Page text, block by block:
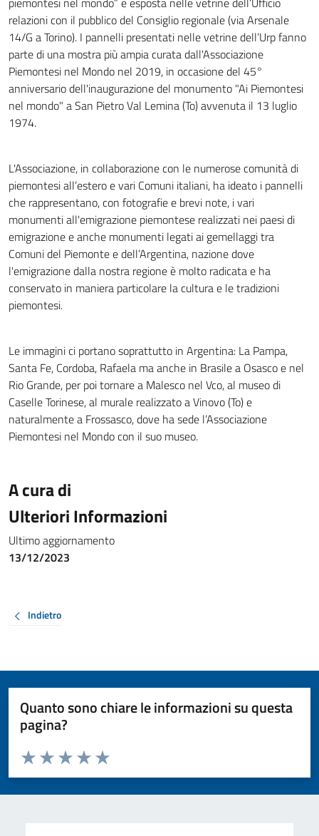
relazioni con il pubblico del Consiglio regionale (via Arsenale
14/G a Torino). I pannelli presentati nelle vetrine dell’Urp fanno
parte di una mostra più ampia curata dall'Associazione
Piemontesi nel Mondo nel 2019, in occasione del 45°
anniversario dell'inaugurazione del monumento "Ai Piemontesi
nel mondo" a San Pietro Val Lemina (To) avvenuta il 13 luglio
1974.
L'Associazione, in collaborazione con le numerose comunità di
piemontesi all’estero e vari Comuni italiani, ha ideato i pannelli
che rappresentano, con fotografie e brevi note, i vari
monumenti all'emigrazione piemontese realizzati nei paesi di
emigrazione e anche monumenti legati ai gemellaggi tra
Comuni del Piemonte e dell’Argentina, nazione dove
l'emigrazione dalla nostra regione è molto radicata e ha
conservato in maniera particolare la cultura e le tradizioni
piemontesi.
Le immagini ci portano soprattutto in Argentina: La Pampa,
Santa Fe, Cordoba, Rafaela ma anche in Brasile a Osasco e nel
Rio Grande, per poi tornare a Malesco nel Vco, al museo di
Caselle Torinese, al murale realizzato a Vinovo (To) e
naturalmente a Frossasco, dove ha sede l’Associazione
Piemontesi nel Mondo con il suo museo.
A cura di
Ulteriori Informazioni
Ultimo aggiornamento
13/12/2023
Indietro
Quanto sono chiare le informazioni su questa
pagina?
Valuta da 1 a 5 stelle la pagina
Valuta 5 stelle su 5
Valuta 4 stelle su 5
Valuta 3 stelle su 5
Valuta 2 stelle su 5
Valuta 1 stelle su 5